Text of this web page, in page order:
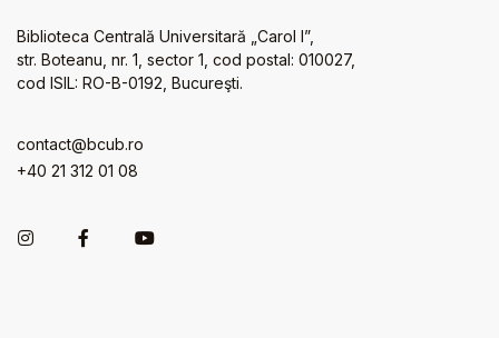
Biblioteca Centrală Universitară „Carol I”,
str. Boteanu, nr. 1, sector 1, cod postal: 010027,
cod ISIL: RO-B-0192, Bucureşti.
contact@bcub.ro
+40 21 312 01 08